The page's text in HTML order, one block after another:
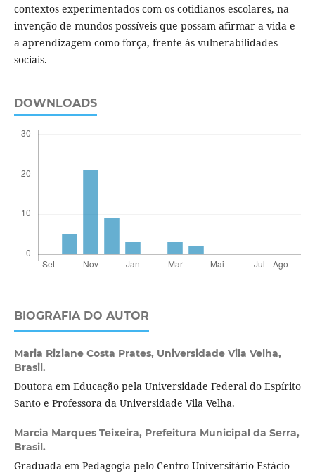
contextos experimentados com os cotidianos escolares, na
invenção de mundos possíveis que possam afirmar a vida e
a aprendizagem como força, frente às vulnerabilidades
sociais.
DOWNLOADS
BIOGRAFIA DO AUTOR
Maria Riziane Costa Prates, Universidade Vila Velha,
Brasil.
Doutora em Educação pela Universidade Federal do Espírito
Santo e Professora da Universidade Vila Velha.
Marcia Marques Teixeira, Prefeitura Municipal da Serra,
Brasil.
Graduada em Pedagogia pelo Centro Universitário Estácio